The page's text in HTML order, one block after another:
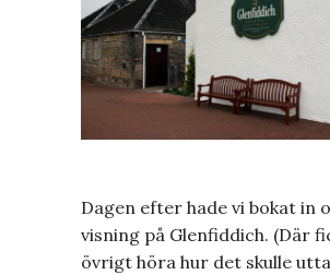
Dagen efter hade vi bokat in
visning på Glenfiddich. (Där
övrigt höra hur det skulle